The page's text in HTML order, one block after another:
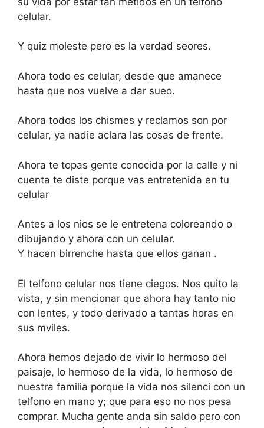
celular.
Y quiz moleste pero es la verdad seores.
Ahora todo es celular, desde que amanece
hasta que nos vuelve a dar sueo.
Ahora todos los chismes y reclamos son por
celular, ya nadie aclara las cosas de frente.
Ahora te topas gente conocida por la calle y ni
cuenta te diste porque vas entretenida en tu
celular
Antes a los nios se le entretena coloreando o
dibujando y ahora con un celular.
Y hacen birrenche hasta que ellos ganan .
El telfono celular nos tiene ciegos. Nos quito la
vista, y sin mencionar que ahora hay tanto nio
con lentes, y todo derivado a tantas horas en
sus mviles.
Ahora hemos dejado de vivir lo hermoso del
paisaje, lo hermoso de la vida, lo hermoso de
nuestra familia porque la vida nos silenci con un
telfono en mano y; que para eso no nos pesa
comprar. Mucha gente anda sin saldo pero con